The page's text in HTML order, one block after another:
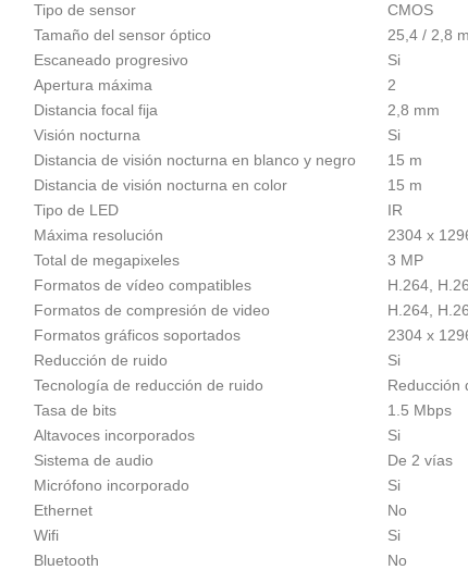
Tipo de sensor
CMOS
Tamaño del sensor óptico
25,4 / 2,8
Escaneado progresivo
Si
Apertura máxima
2
Distancia focal fija
2,8 mm
Visión nocturna
Si
Distancia de visión nocturna en blanco y negro
15 m
Distancia de visión nocturna en color
15 m
Tipo de LED
IR
Máxima resolución
2304 x
Total de megapixeles
3 MP
Formatos de vídeo compatibles
H.264,
Formatos de compresión de video
H.264,
Formatos gráficos soportados
2304 x
Reducción de ruido
Si
Tecnología de reducción de ruido
Reducción
Tasa de bits
1.5 Mbps
Altavoces incorporados
Si
Sistema de audio
De 2 vías
Micrófono incorporado
Si
Ethernet
No
Wifi
Si
Bluetooth
No